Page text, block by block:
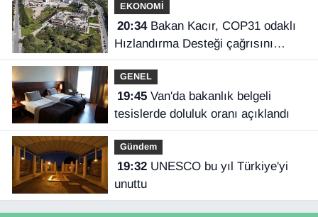
EKONOMİ
20:34Bakan Kacır, COP31 odaklı
Hızlandırma Desteği çağrısını
açıkladı
GENEL
19:45Van'da bakanlık belgeli
tesislerde doluluk oranı açıklandı
Gündem
19:32UNESCO bu yıl Türkiye'yi
unuttu